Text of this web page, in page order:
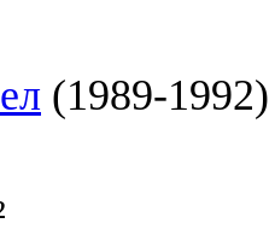
(1989-1992)